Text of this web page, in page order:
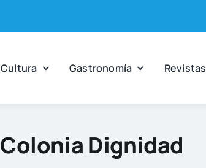
Cul­tu­ra Gas­tro­no­mía Revis­tas
Colonia Dignidad